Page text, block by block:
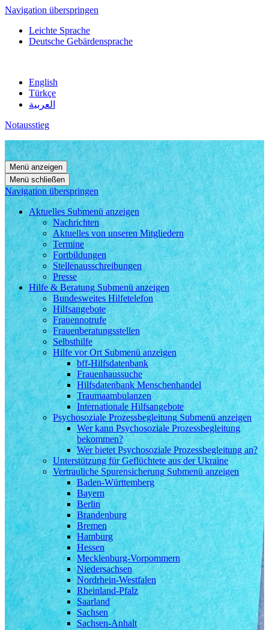
Navigation überspringen
Leichte Sprache
Deutsche Gebärdensprache
English
Türkçe
العربية
Notausstieg
Menü anzeigen
Menü schließen
Navigation überspringen
Aktuelles Submenü anzeigen
Nachrichten
Aktuelles von unseren Mitgliedern
Termine
Fortbildungen
Stellenausschreibungen
Presse
Hilfe & Beratung Submenü anzeigen
Bundesweites Hilfetelefon
Hilfsangebote
Frauennotrufe
Frauenberatungsstellen
Selbsthilfe
Hilfe vor Ort Submenü anzeigen
bff-Hilfsdatenbank
Frauenhaussuche
Hilfsdatenbank Menschenhandel
Traumaambulanzen
Internationale Hilfsangebote
Psychosoziale Prozessbegleitung Submenü anzeigen
Wer kann Psychosoziale Prozessbegleitung
bekommen?
Wer bietet Psychosoziale Prozessbegleitung an?
Unterstützung für Geflüchtete aus der Ukraine
Vertrauliche Spurensicherung Submenü anzeigen
Baden-Württemberg
Bayern
Berlin
Brandenburg
Bremen
Hamburg
Hessen
Mecklenburg-Vorpommern
Niedersachsen
Nordrhein-Westfalen
Rheinland-Pfalz
Saarland
Sachsen
Sachsen-Anhalt